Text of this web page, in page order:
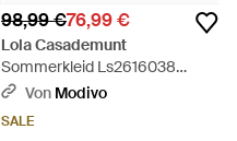
98,99 €76,99 €
Lola Casademunt
Sommerkleid Ls2616038
Regular Fit - Grün
Von Modivo
SALE